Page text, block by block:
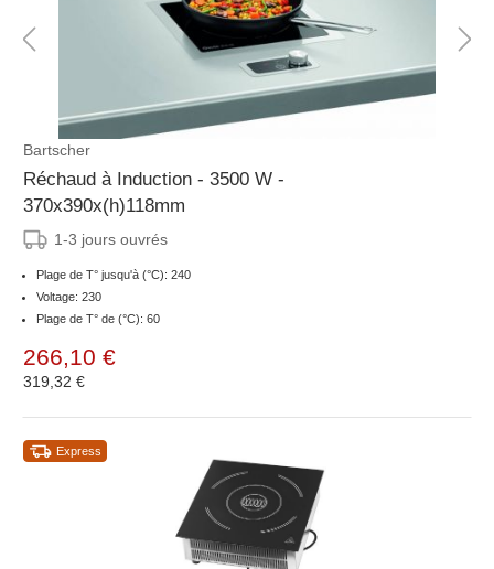
Bartscher
Réchaud à Induction - 3500 W -
370x390x(h)118mm
1-3 jours ouvrés
Plage de T° jusqu'à (°C): 240
Voltage: 230
Plage de T° de (°C): 60
266,10 €
319,32 €
Express